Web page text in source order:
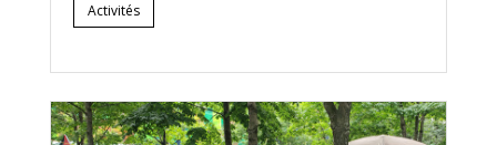
Activités